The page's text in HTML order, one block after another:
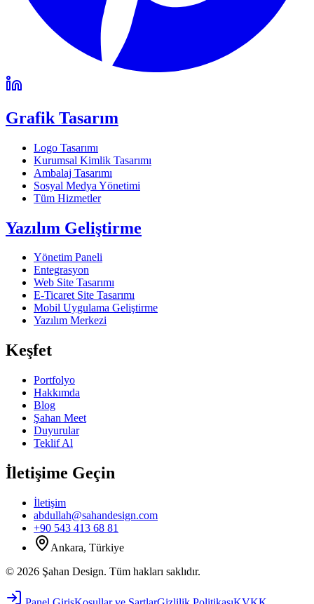
Grafik Tasarım
Logo Tasarımı
Kurumsal Kimlik Tasarımı
Ambalaj Tasarımı
Sosyal Medya Yönetimi
Tüm Hizmetler
Yazılım Geliştirme
Yönetim Paneli
Entegrasyon
Web Site Tasarımı
E-Ticaret Site Tasarımı
Mobil Uygulama Geliştirme
Yazılım Merkezi
Keşfet
Portfolyo
Hakkımda
Blog
Şahan Meet
Duyurular
Teklif Al
İletişime Geçin
İletişim
abdullah@sahandesign.com
+90 543 413 68 81
Ankara, Türkiye
© 2026 Şahan Design. Tüm hakları saklıdır.